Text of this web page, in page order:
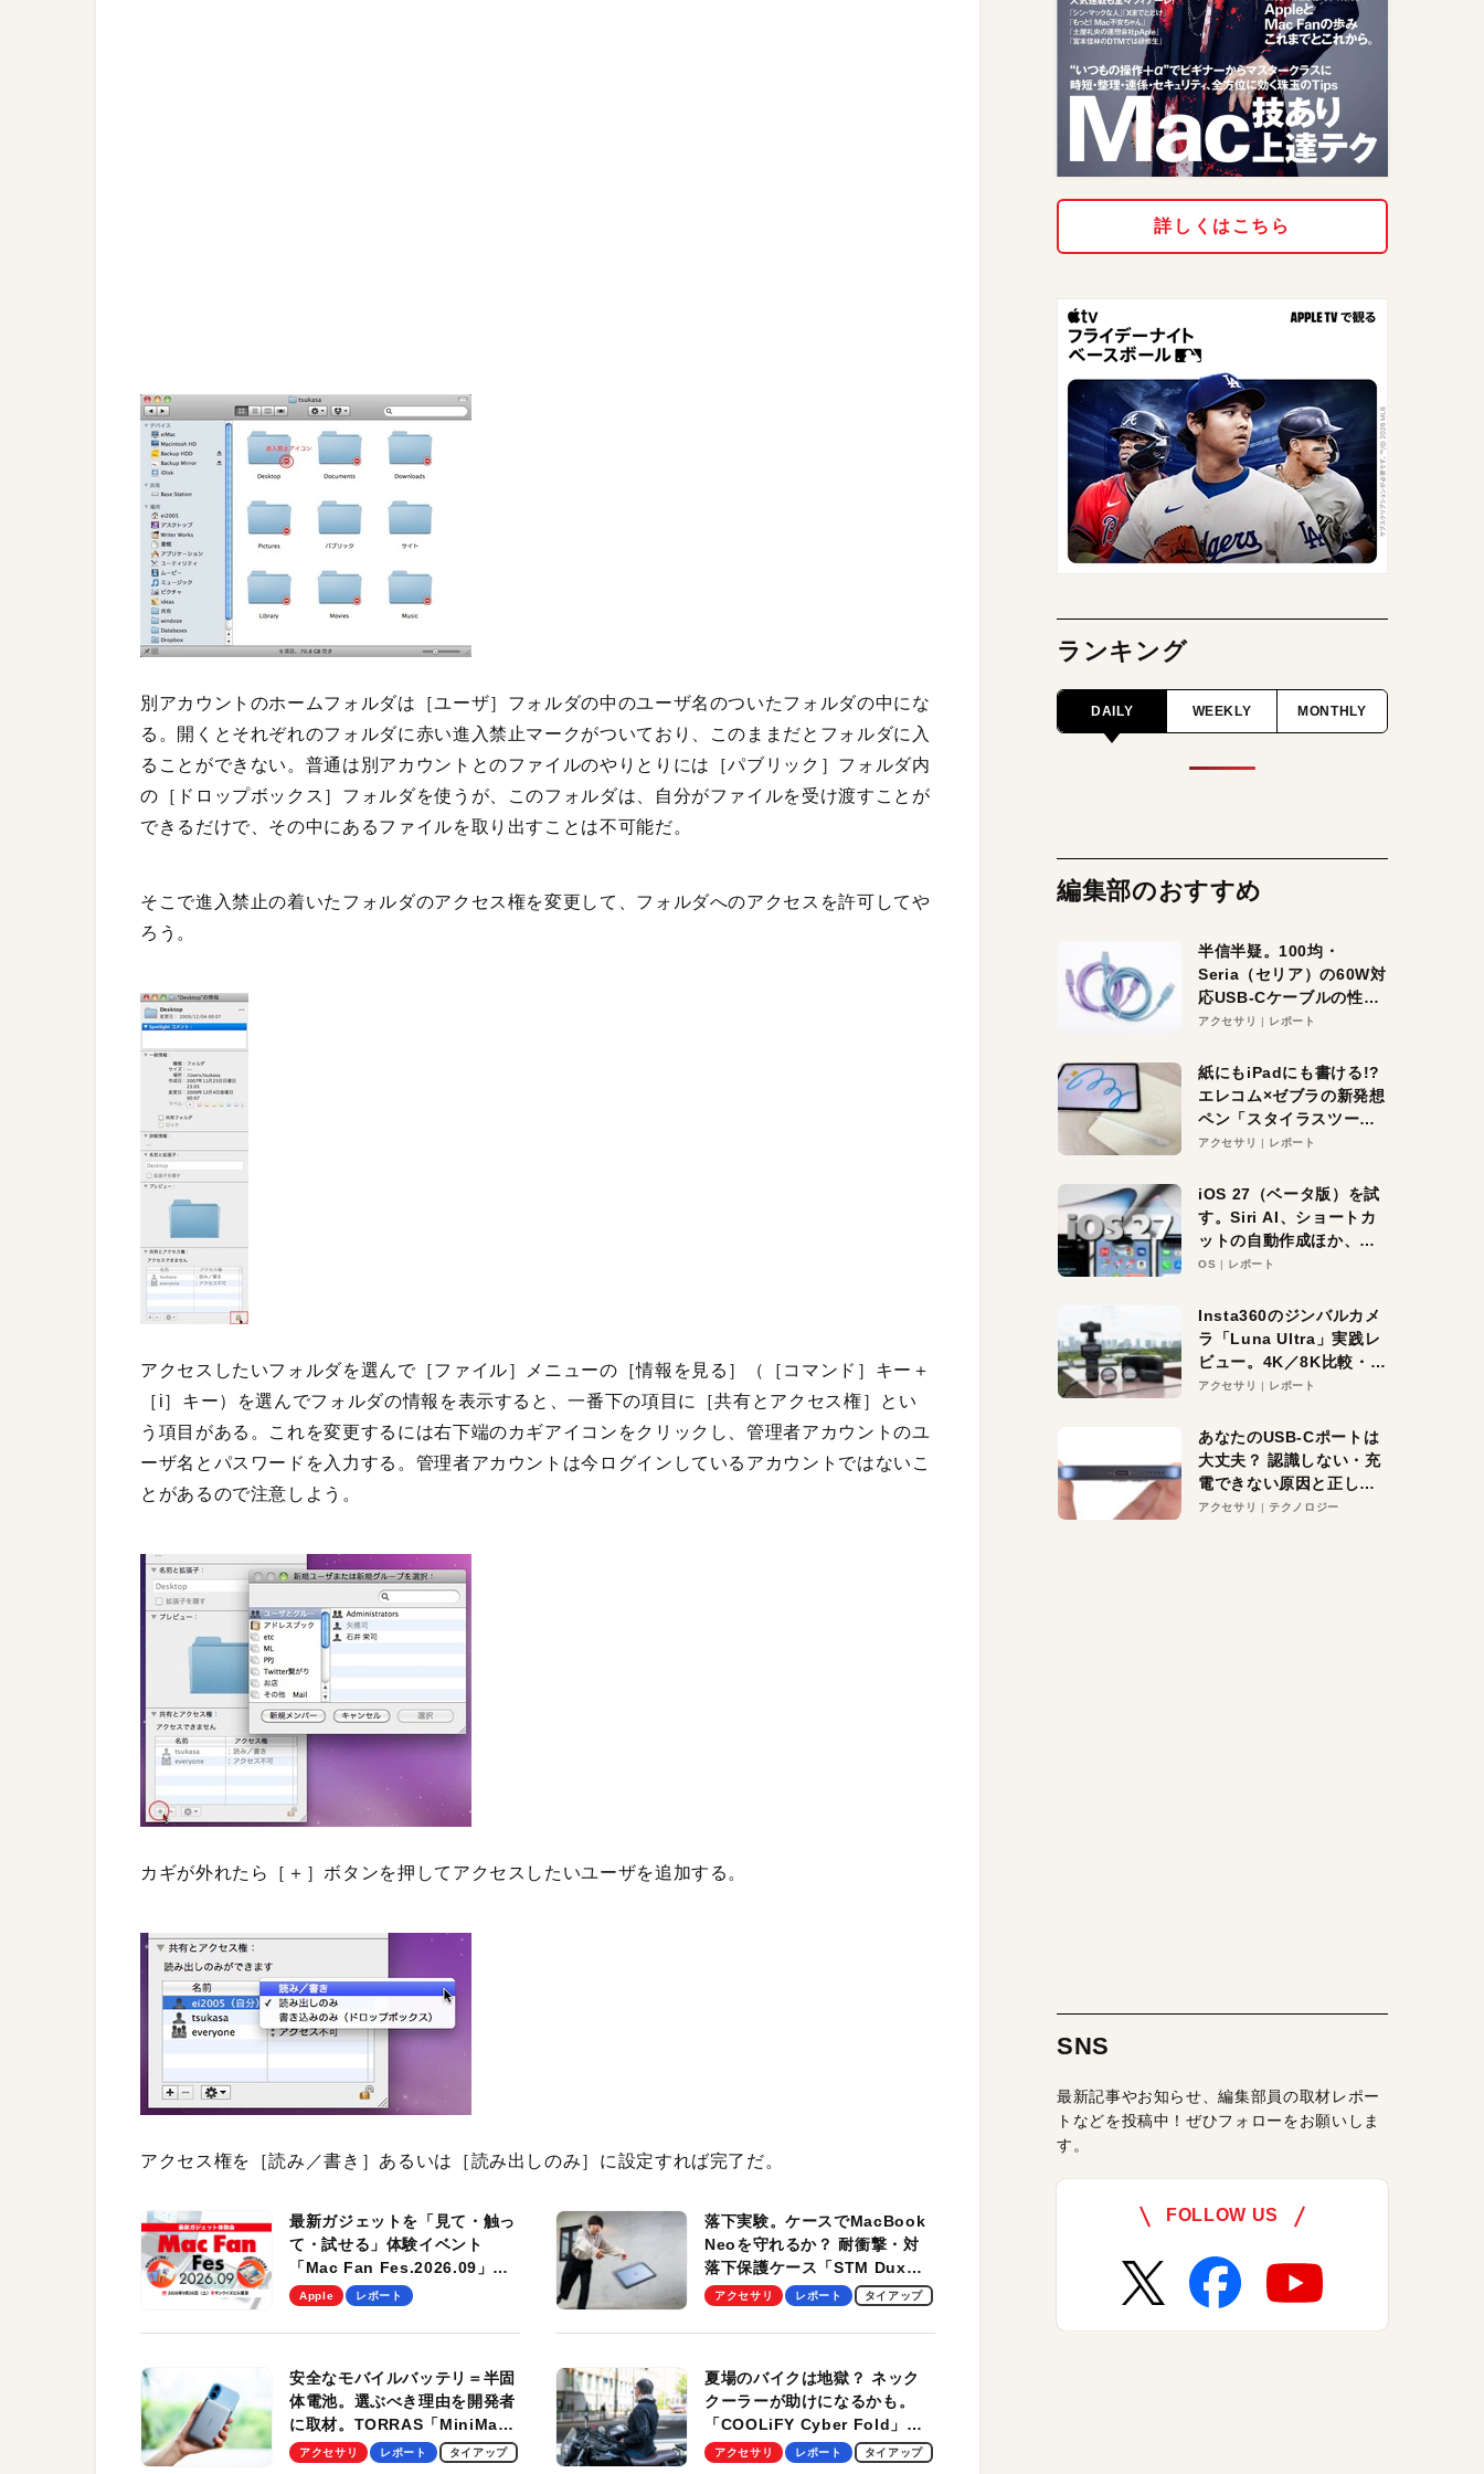
別アカウントのホームフォルダは［ユーザ］フォルダの中のユーザ名のついたフォルダの中にな
る。開くとそれぞれのフォルダに赤い進入禁止マークがついており、このままだとフォルダに入
ることができない。普通は別アカウントとのファイルのやりとりには［パブリック］フォルダ内
の［ドロップボックス］フォルダを使うが、このフォルダは、自分がファイルを受け渡すことが
できるだけで、その中にあるファイルを取り出すことは不可能だ。
そこで進入禁止の着いたフォルダのアクセス権を変更して、フォルダへのアクセスを許可してや
ろう。
アクセスしたいフォルダを選んで［ファイル］メニューの［情報を見る］（［コマンド］キー＋
［i］キー）を選んでフォルダの情報を表示すると、一番下の項目に［共有とアクセス権］とい
う項目がある。これを変更するには右下端のカギアイコンをクリックし、管理者アカウントのユ
ーザ名とパスワードを入力する。管理者アカウントは今ログインしているアカウントではないこ
とがあるので注意しよう。
カギが外れたら［＋］ボタンを押してアクセスしたいユーザを追加する。
アクセス権を［読み／書き］あるいは［読み出しのみ］に設定すれば完了だ。
最新ガジェットを「見て・触っ
て・試せる」体験イベント
「Mac Fan Fes.2026.09」
を、9月26日（土）に開催しま
Apple レポート
落下実験。ケースでMacBook
Neoを守れるか？ 耐衝撃・対
落下保護ケース「STM Dux
Ultra」を検証。学生、ビジネ
適！
アクセサリ レポート タイアップ
安全なモバイルバッテリ＝半固
体電池。選ぶべき理由を開発者
に取材。TORRAS「MiniMag
Pro」の実機レビューも
アクセサリ レポート タイアップ
夏場のバイクは地獄？ ネック
クーラーが助けになるかも。
「COOLiFY Cyber Fold」レ
ビュー。冷却の速さ、密着する
アクセサリ レポート タイアップ
詳しくはこちら
ランキング
DAILY WEEKLY MONTHLY
編集部のおすすめ
半信半疑。100均・
Seria（セリア）の60W対
応USB-Cケーブルの性能
を検証。超コスパの1本を
アクセサリ レポート
紙にもiPadにも書ける!?
エレコム×ゼブラの新発想
ペン「スタイラスツーウ
ェイ」レビュー。持ち替
アクセサリ レポート
iOS 27（ベータ版）を試
す。Siri AI、ショートカ
ットの自動作成ほか、期
待大の便利機能5選。
る未来はすぐそこ！
OS レポート
Insta360のジンバルカメ
ラ「Luna Ultra」実践レ
ビュー。4K／8K比較・ズ
ーム・夜間撮影をチェッ
アクセサリ レポート
あなたのUSB-Cポートは
大丈夫？ 認識しない・充
電できない原因と正しい
対策
アクセサリ テクノロジー
SNS
最新記事やお知らせ、編集部員の取材レポー
トなどを投稿中！ぜひフォローをお願いしま
す。
FOLLOW US